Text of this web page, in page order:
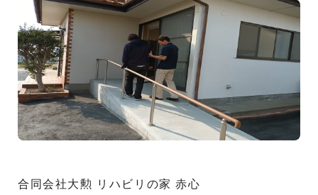
合同会社大勲 リハビリの家 赤心